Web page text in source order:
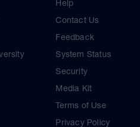
Help
Contact Us
Feedback
System Status
Security
Media Kit
Terms of Use
Privacy Policy